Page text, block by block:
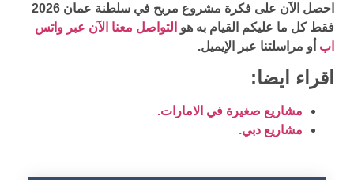
احصل الآن على فكرة مشروع مربح في سلطنة عمان 2026
فقط كل ما عليكم القيام به هو التواصل معنا الآن عبر واتس
اب أو مراسلتنا عبر الإيميل.
اقراء ايضا:
مشاريع صغيرة في الامارات.
مشاريع دبي.